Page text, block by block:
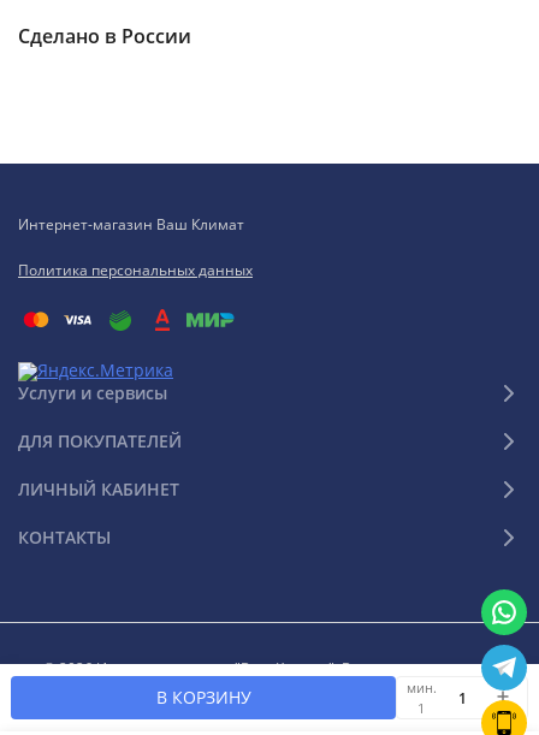
В КОРЗИНУ
мин.
1
Сделано в России
Интернет-магазин Ваш Климат
Политика персональных данных
Услуги и сервисы
ДЛЯ ПОКУПАТЕЛЕЙ
ЛИЧНЫЙ КАБИНЕТ
КОНТАКТЫ
© 2026 Интернет-магазин "Ваш Климат". Все права защищены